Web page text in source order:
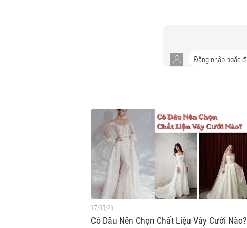
17/05/26
Cô Dâu Nên Chọn Chất Liệu Váy Cưới Nào?